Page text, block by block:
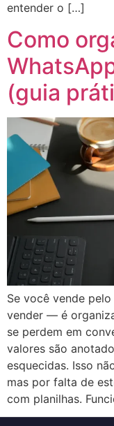
entender o […]
Como
(guia
Se você vende
vender — é
se perdem em
valores são
esquecidas. Isso
mas por falta de
com planilhas.